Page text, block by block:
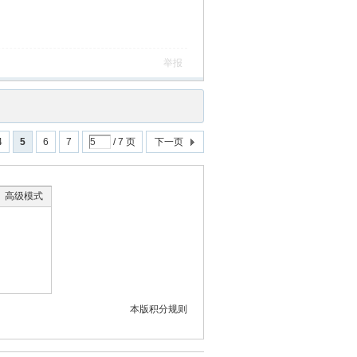
举报
5 6 7 / 7 页 下一页
高级模式
本版积分规则